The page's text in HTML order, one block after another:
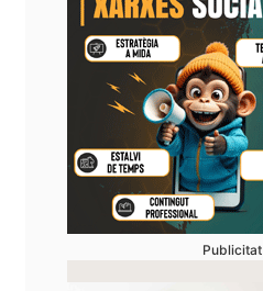
Publicitat